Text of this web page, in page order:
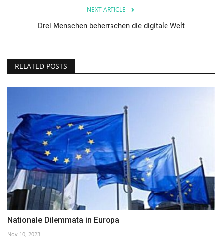
NEXT ARTICLE
Drei Menschen beherrschen die digitale Welt
RELATED POSTS
Nationale Dilemmata in Europa
Nov 10, 2023